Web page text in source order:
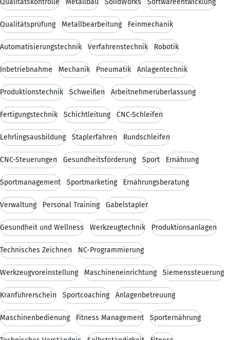
Qualitätsprüfung Metallbearbeitung Feinmechanik
Automatisierungstechnik Verfahrenstechnik Robotik
Inbetriebnahme Mechanik Pneumatik Anlagentechnik
Produktionstechnik Schweißen Arbeitnehmerüberlassung
Fertigungstechnik Schichtleitung CNC-Schleifen
Lehrlingsausbildung Staplerfahren Rundschleifen
CNC-Steuerungen Gesundheitsförderung Sport Ernährung
Sportmanagement Sportmarketing Ernährungsberatung
Verwaltung Personal Training Gabelstapler
Gesundheit und Wellness Werkzeugtechnik Produktionsanlagen
Technisches Zeichnen NC-Programmierung
Werkzeugvoreinstellung Maschineneinrichtung Siemenssteuerung
Kranführerschein Sportcoaching Anlagenbetreuung
Maschinenbedienung Fitness Management Sporternährung